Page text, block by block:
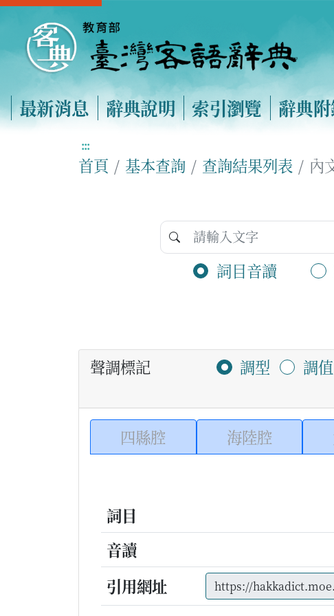
最新消息 辭典說明 索引瀏覽 辭典
:::
首頁 基本查詢 查詢結果列表 內
詞目音讀
聲調標記 調型 調值
四縣腔 海陸腔
詞目
音讀
引用網址